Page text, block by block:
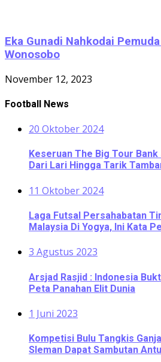
Eka Gunadi Nahkodai
Wonosobo
November 12, 2023
Football News
20 Oktober 2024
Keseruan The Big Tour
Dari Lari Hingga Tarik
11 Oktober 2024
Laga Futsal Persahabatan
Malaysia Di Yogya, Ini Kata
3 Agustus 2023
Arsjad Rasjid : Indonesia
Peta Panahan Elit Dunia
1 Juni 2023
Kompetisi Bulu Tangkis
Sleman Dapat Sambutan